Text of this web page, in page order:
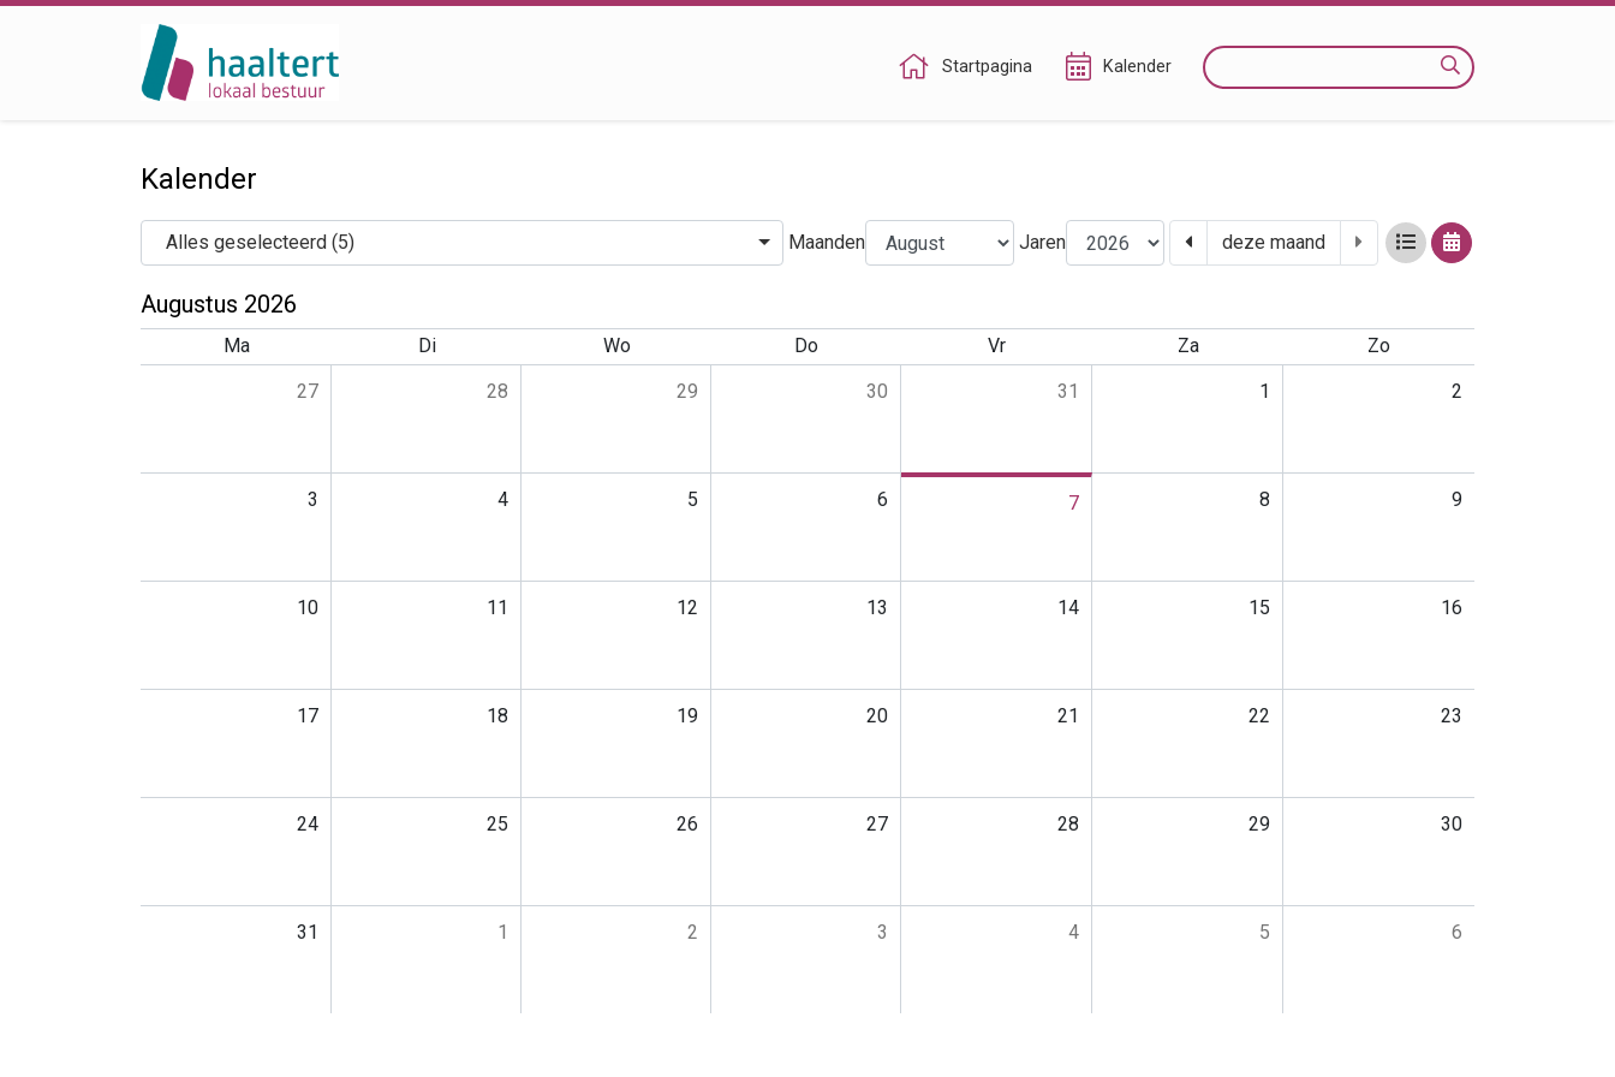
Startpagina Kalender Zoeken
Kalender
OrganenAlles geselecteerd (5) Maanden Jaren vorige maand
deze maand volgende maand
lijstweergave
kalenderweergave
Augustus 2026
Ma Di Wo Do Vr Za
Zo
27
28 29 30 31 1 2
3 4 5 6 7 8 9
10 11 12 13 14 15 16
17 18 19 20 21 22 23
24 25 26 27 28 29 30
31 1 2 3 4 5 6